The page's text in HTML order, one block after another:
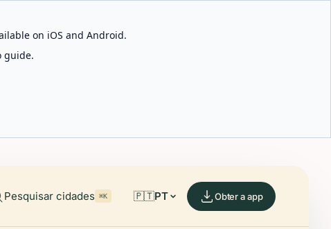
on iOS and Android.
guide.
Pesquisar cidades ⌘K 🇵🇹PT Obter a app